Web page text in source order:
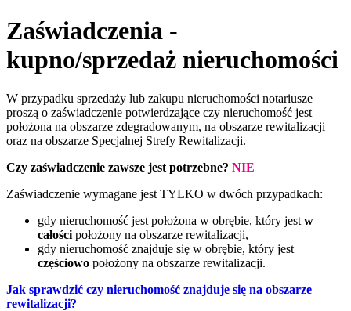
Zaświadczenia -
kupno/sprzedaż nieruchomości
W przypadku sprzedaży lub zakupu nieruchomości notariusze
proszą o zaświadczenie potwierdzające czy nieruchomość jest
położona na obszarze zdegradowanym, na obszarze rewitalizacji
oraz na obszarze Specjalnej Strefy Rewitalizacji.
Czy zaświadczenie zawsze jest potrzebne? NIE
Zaświadczenie wymagane jest TYLKO w dwóch przypadkach:
gdy nieruchomość jest położona w obrębie, który jest w
całości położony na obszarze rewitalizacji,
gdy nieruchomość znajduje się w obrębie, który jest
częściowo położony na obszarze rewitalizacji.
Jak sprawdzić czy nieruchomość znajduje się na obszarze
rewitalizacji?